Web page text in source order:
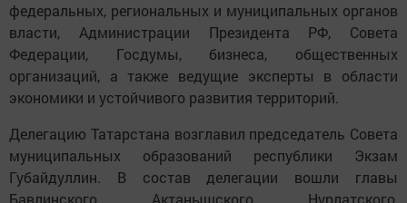
федеральных, региональных и муниципальных органов
власти, Администрации Президента РФ, Совета
Федерации, Госдумы, бизнеса, общественных
организаций, а также ведущие эксперты в области
экономики и устойчивого развития территорий.
Делегацию Татарстана возглавил председатель Совета
муниципальных образований республики Экзам
Губайдуллин. В состав делегации вошли главы
Бавлинского, Актанышского, Нурлатского,